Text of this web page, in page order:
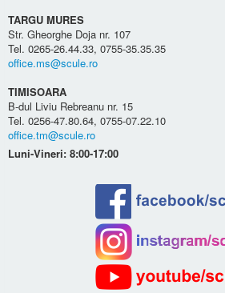
TARGU MURES
Str. Gheorghe Doja nr. 107
Tel. 0265-26.44.33, 0755-35.35.35
office.ms@scule.ro
TIMISOARA
B-dul Liviu Rebreanu nr. 15
Tel. 0256-47.80.64, 0755-07.22.10
office.tm@scule.ro
Luni-Vineri: 8:00-17:00